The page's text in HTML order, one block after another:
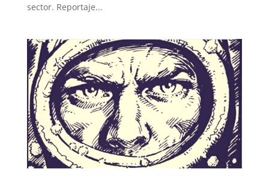
sector. Reportaje...